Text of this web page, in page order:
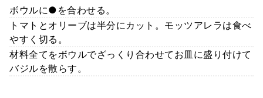
ボウルに●を合わせる。
トマトとオリーブは半分にカット。モッツアレラは食べ
やすく切る。
材料全てをボウルでざっくり合わせてお皿に盛り付けて
バジルを散らす。